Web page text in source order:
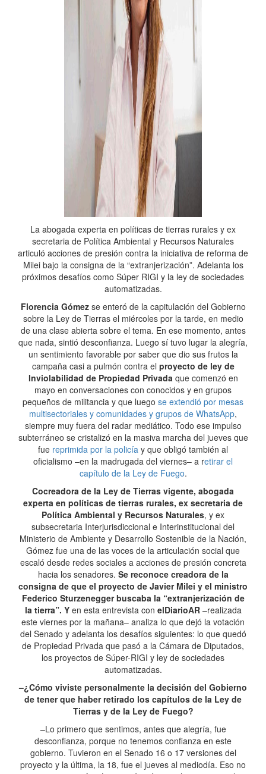
La abogada experta en políticas de tierras rurales y ex
secretaria de Política Ambiental y Recursos Naturales
articuló acciones de presión contra la iniciativa de reforma de
Milei bajo la consigna de la “extranjerización”. Adelanta los
próximos desafíos como Súper RIGI y la ley de sociedades
automatizadas.
Florencia Gómezse enteró de la capitulación del Gobierno
sobre la Ley de Tierras el miércoles por la tarde, en medio
de una clase abierta sobre el tema. En ese momento, antes
que nada, sintió desconfianza. Luego sí tuvo lugar la alegría,
un sentimiento favorable por saber que dio sus frutos la
campaña casi a pulmón contra el proyecto de ley de
Inviolabilidad de Propiedad Privadaque comenzó en
mayo en conversaciones con conocidos y en grupos
pequeños de militancia y que luego se extendió por mesas
multisectoriales y comunidades y grupos de WhatsApp,
siempre muy fuera del radar mediático. Todo ese impulso
subterráneo se cristalizó en la masiva marcha del jueves que
fue reprimida por la policía y que obligó también al
oficialismo –en la madrugada del viernes– a retirar el
capítulo de la Ley de Fuego.
Cocreadora de la Ley de Tierras vigente, abogada
experta en políticas de tierras rurales, ex secretaria de
Política Ambiental y Recursos Naturales, y ex
subsecretaria Interjurisdiccional e Interinstitucional del
Ministerio de Ambiente y Desarrollo Sostenible de la Nación,
Gómez fue una de las voces de la articulación social que
escaló desde redes sociales a acciones de presión concreta
hacia los senadores. Se reconoce creadora de la
consigna de que el proyecto de Javier Milei y el ministro
Federico Sturzenegger buscaba la “extranjerización de
la tierra”. Y en esta entrevista con elDiarioAR–realizada
este viernes por la mañana– analiza lo que dejó la votación
del Senado y adelanta los desafíos siguientes: lo que quedó
de Propiedad Privada que pasó a la Cámara de Diputados,
los proyectos de Súper-RIGI y ley de sociedades
automatizadas.
–¿Cómo viviste personalmente la decisión del Gobierno
de tener que haber retirado los capítulos de la Ley de
Tierras y de la Ley de Fuego?
–Lo primero que sentimos, antes que alegría, fue
desconfianza, porque no tenemos confianza en este
gobierno. Tuvieron en el Senado 16 o 17 versiones del
proyecto y la última, la 18, fue el jueves al mediodía. Eso no